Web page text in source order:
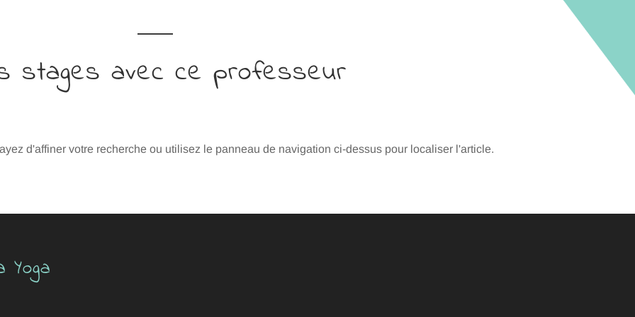
stages avec ce professeur
d'affiner votre recherche ou utilisez le panneau de navigation ci-dessus pour localiser l'article.